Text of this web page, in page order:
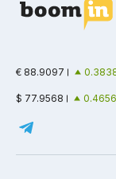
€ 88.9097
$ 77.9568